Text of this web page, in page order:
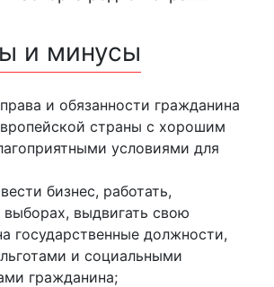
и минусы
и обязанности гражданина
страны с хорошим
условиями для
бизнес, работать,
выборах, выдвигать свою
государственные должности,
и социальными
гражданина;